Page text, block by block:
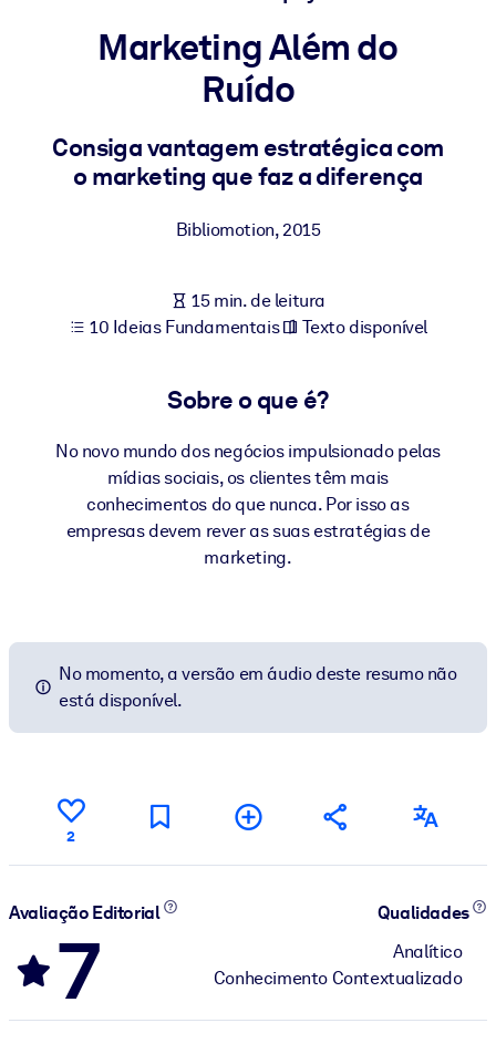
Leve conhecimento verificado e conciso para seu LMS/LXP para
resultados de aprendizagem mais sólidos.
Enriqueça sua biblioteca corporativa com conhecimento de
Para sistemas de IA
Alimente seus sistemas de IA com conhecimento confiável e
Marketing Além do
Ruído
Consiga vantagem estratégica com
o marketing que faz a diferença
Bibliomotion,2015
15 min. de leitura
10 Ideias Fundamentais
Texto disponível
Sobre o que é?
No novo mundo dos negócios impulsionado pelas
mídias sociais, os clientes têm mais
conhecimentos do que nunca. Por isso as
empresas devem rever as suas estratégias de
marketing.
No momento, a versão em áudio deste resumo não
está disponível.
2
Avaliação Editorial
7
Qualidades
Analítico
Conhecimento Contextualizado